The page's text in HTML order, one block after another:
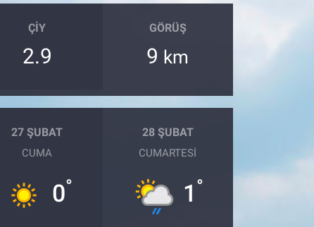
ÇIY
2.9
GÖRÜŞ
9 km
27 ŞUBAT
CUMA
0°
28 ŞUBAT
CUMARTESI
1 °